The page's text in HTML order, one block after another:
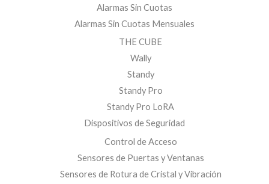
Alarmas Sin Cuotas
Alarmas Sin Cuotas Mensuales
THE CUBE
Wally
Standy
Standy Pro
Standy Pro LoRA
Dispositivos de Seguridad
Control de Acceso
Sensores de Puertas y Ventanas
Sensores de Rotura de Cristal y Vibración